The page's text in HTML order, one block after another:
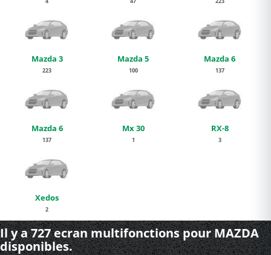
Mazda 3
223
Mazda 5
100
Mazda 6
137
Mazda 6
137
Mx 30
1
RX-8
3
Xedos
2
Il y a 727 ecran multifonctions pour MAZDA
disponibles.